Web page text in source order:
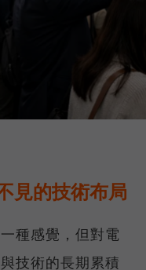
見的技術布局
種感覺，但對電
技術的長期累積